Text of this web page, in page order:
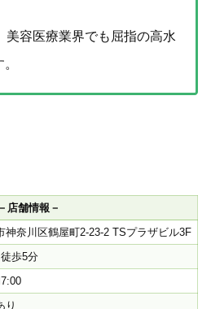
美容医療業界でも屈指の高水
－店舗情報－
神奈川区鶴屋町2-23-2 TSプラザビル3F
歩5分
り